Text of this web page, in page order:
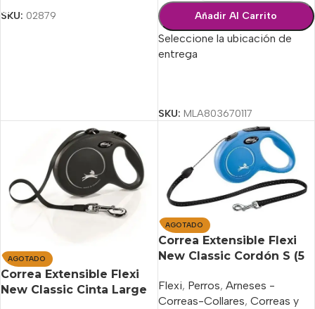
SKU: 02879 Añadir Al Carrito
Seleccione la ubicación de
entrega
SKU: MLA803670117
AGOTADO
Correa Extensible Flexi
New Classic Cinta Large
AGOTADO
Correa Extensible Flexi
New Classic Cordón S (5
Flexi, Perros, Arneses -
Correas-Collares, Correas y